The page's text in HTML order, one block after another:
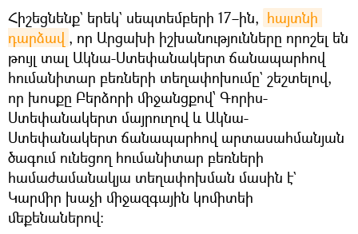
Հիշեցնենք` երեկ` սեպտեմբերի 17–ին, հայտնի
դարձավ , որ Արցախի իշխանությունները որոշել են
թույլ տալ Ակնա-Ստեփանակերտ ճանապարհով
հումանիտար բեռների տեղափոխումը` շեշտելով,
որ խոսքը Բերձորի միջանցքով՝ Գորիս-
Ստեփանակերտ մայրուղով և Ակնա-
Ստեփանակերտ ճանապարհով արտասահմանյան
ծագում ունեցող հումանիտար բեռների
համաժամանակյա տեղափոխման մասին է`
Կարմիր խաչի միջազգային կոմիտեի
մեքենաներով։